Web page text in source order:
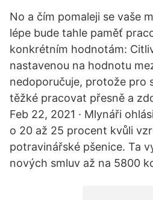
No a čím pomaleji se vaše
lépe bude tahle paměť
konkrétním hodnotám:
nastavenou na hodnotu
nedoporučuje, protože pro
těžké pracovat přesně a
Feb 22, 2021 · Mlynáři
o 20 až 25 procent kvůli
potravinářské pšenice. Ta
nových smluv až na 5800